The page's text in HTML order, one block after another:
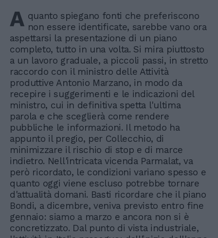
A quanto spiegano fonti che preferiscono
non essere identificate, sarebbe vano ora
aspettarsi la presentazione di un piano
completo, tutto in una volta. Si mira piuttosto
a un lavoro graduale, a piccoli passi, in stretto
raccordo con il ministro delle Attività
produttive Antonio Marzano, in modo da
recepire i suggerimenti e le indicazioni del
ministro, cui in definitiva spetta l'ultima
parola e che sceglierà come rendere
pubbliche le informazioni. Il metodo ha
appunto il pregio, per Collecchio, di
minimizzare il rischio di stop e di marce
indietro. Nell'intricata vicenda Parmalat, va
però ricordato, le condizioni variano spesso e
quanto oggi viene escluso potrebbe tornare
d'attualità domani. Basti ricordare che il piano
Bondi, a dicembre, veniva previsto entro fine
gennaio: siamo a marzo e ancora non si è
concretizzato. Dal punto di vista industriale,